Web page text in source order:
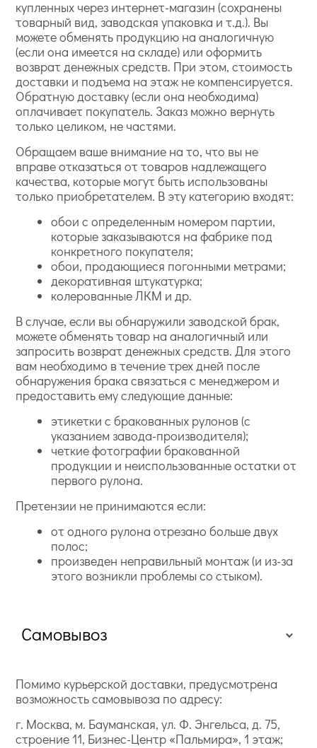
купленных через интернет-магазин (сохранены
товарный вид, заводская упаковка и т.д.). Вы
можете обменять продукцию на аналогичную
(если она имеется на складе) или оформить
возврат денежных средств. При этом, стоимость
доставки и подъема на этаж не компенсируется.
Обратную доставку (если она необходима)
оплачивает покупатель. Заказ можно вернуть
только целиком, не частями.
Обращаем ваше внимание на то, что вы не
вправе отказаться от товаров надлежащего
качества, которые могут быть использованы
только приобретателем. В эту категорию входят:
обои с определенным номером партии,
которые заказываются на фабрике под
конкретного покупателя;
обои, продающиеся погонными метрами;
декоративная штукатурка;
колерованные ЛКМ и др.
В случае, если вы обнаружили заводской брак,
можете обменять товар на аналогичный или
запросить возврат денежных средств. Для этого
вам необходимо в течение трех дней после
обнаружения брака связаться с менеджером и
предоставить ему следующие данные:
этикетки с бракованных рулонов (с
указанием завода-производителя);
четкие фотографии бракованной
продукции и неиспользованные остатки от
первого рулона.
Претензии не принимаются если:
от одного рулона отрезано больше двух
полос;
произведен неправильный монтаж (и из-за
этого возникли проблемы со стыком).
Самовывоз
Помимо курьерской доставки, предусмотрена
возможность самовывоза по адресу:
г. Москва, м. Бауманская, ул. Ф. Энгельса, д. 75,
строение 11, Бизнес-Центр «Пальмира», 1 этаж;